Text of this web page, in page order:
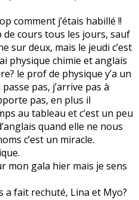
comment j’étais habillé !!
de cours tous les jours, sauf
sur deux, mais le jeudi c’est
physique chimie et anglais
le prof de physique y’a un
pas, j’arrive pas à
pas, en plus il
au tableau et c’est un peu
quand elle ne nous
c’est un miracle.
mon gala hier mais je sens
a fait rechuté, Lina et Myo?